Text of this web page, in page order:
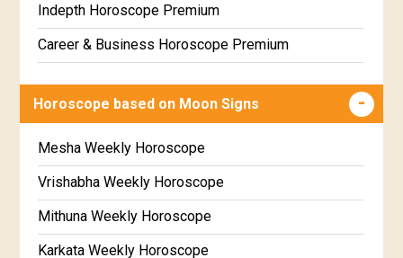
Free Star Horoscope
Free panchanga Predictions
Free Chinese Horoscope
Free Personal Horoscope
Free Chinese Compatibility
Free Numerology Report
Free Feng Shui
Indepth Horoscope Premium
Career & Business Horoscope Premium
Marriage Horoscope Premium
Premium Gem Recommendation Report
Premium Ugadi Prediction
Premium Yoga Predictions
Premium Super Horoscope
Horoscope based on Moon Signs
Mesha Weekly Horoscope
Vrishabha Weekly Horoscope
Mithuna Weekly Horoscope
Karkata Weekly Horoscope